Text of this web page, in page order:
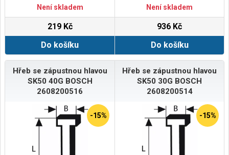
Není skladem
219 Kč
Do košíku
Není skladem
936 Kč
Do košíku
Hřeb se zápustnou hlavou
SK50 40G BOSCH
2608200516
-15%
Hřeb se zápustnou hlavou
SK50 30G BOSCH
2608200514
-15%